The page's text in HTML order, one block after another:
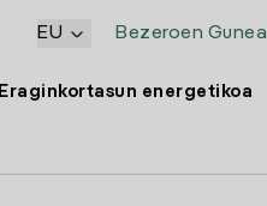
Bezeroen Gunea
EU
Eraginkortasun energetikoa